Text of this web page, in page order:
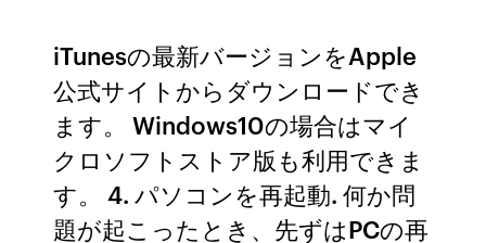
iTunesの最新バージョンをApple
公式サイトからダウンロードでき
ます。 Windows10の場合はマイ
クロソフトストア版も利用できま
す。 4. パソコンを再起動. 何か問
題が起こったとき、先ずはPCの再